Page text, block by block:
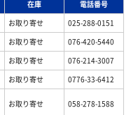
在庫
電話番号
お取り寄せ
025-288-0151
お取り寄せ
076-420-5440
お取り寄せ
076-214-3007
お取り寄せ 0776-33-6412
お取り寄せ 058-278-1588